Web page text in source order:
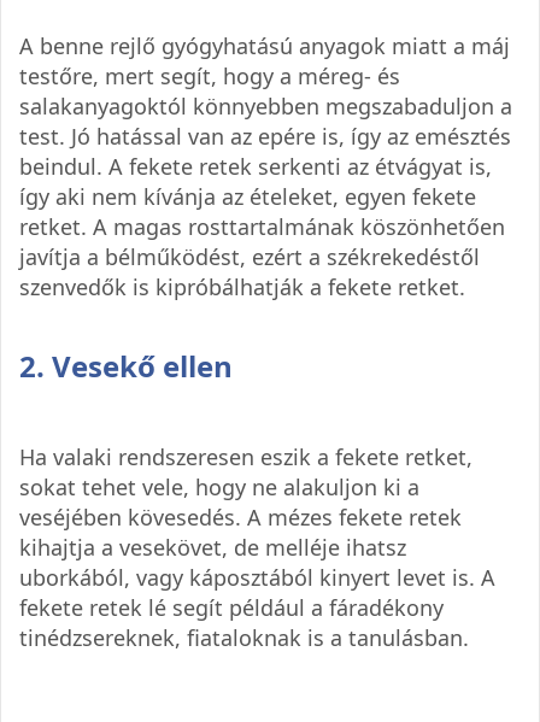
A benne rejlő gyógyhatású anyagok miatt a máj
testőre, mert segít, hogy a méreg- és
salakanyagoktól könnyebben megszabaduljon a
test. Jó hatással van az epére is, így az emésztés
beindul. A fekete retek serkenti az étvágyat is,
így aki nem kívánja az ételeket, egyen fekete
retket. A magas rosttartalmának köszönhetően
javítja a bélműködést, ezért a székrekedéstől
szenvedők is kipróbálhatják a fekete retket.
2. Vesekő ellen
Ha valaki rendszeresen eszik a fekete retket,
sokat tehet vele, hogy ne alakuljon ki a
veséjében kövesedés. A mézes fekete retek
kihajtja a vesekövet, de melléje ihatsz
uborkából, vagy káposztából kinyert levet is. A
fekete retek lé segít például a fáradékony
tinédzsereknek, fiataloknak is a tanulásban.